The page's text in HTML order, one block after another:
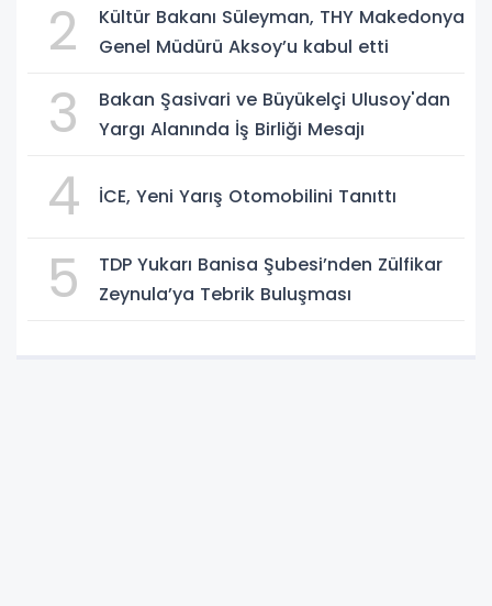
2
Kültür Bakanı Süleyman, THY Makedonya
Genel Müdürü Aksoy’u kabul etti
3
Bakan Şasivari ve Büyükelçi Ulusoy'dan
Yargı Alanında İş Birliği Mesajı
4 İCE, Yeni Yarış Otomobilini Tanıttı
5
TDP Yukarı Banisa Şubesi’nden Zülfikar
Zeynula’ya Tebrik Buluşması